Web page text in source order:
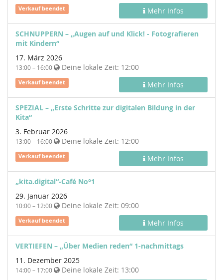
Verkauf beendet Mehr Infos
SCHNUPPERN – „Augen auf und Klick! - Fotografieren
mit Kindern“
17. März 2026
13:00 – 16:00 Deine lokale Zeit: 12:00
Verkauf beendet Mehr Infos
SPEZIAL – „Erste Schritte zur digitalen Bildung in der
Kita“
3. Februar 2026
13:00 – 16:00 Deine lokale Zeit: 12:00
Verkauf beendet Mehr Infos
„kita.digital“-Café No°1
29. Januar 2026
10:00 – 12:00 Deine lokale Zeit: 09:00
Verkauf beendet Mehr Infos
VERTIEFEN – „Über Medien reden“ 1-nachmittags
11. Dezember 2025
14:00 – 17:00 Deine lokale Zeit: 13:00